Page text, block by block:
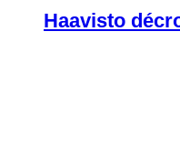
Haavisto